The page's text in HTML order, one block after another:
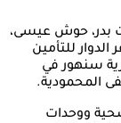
بدر، حوش عيسى،
للتأمين
سنهور في
المحمودية.
ووحدات